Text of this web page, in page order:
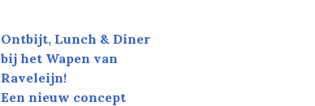
Ontbijt, Lunch & Diner
bij het Wapen van
Raveleijn!
Een nieuw concept